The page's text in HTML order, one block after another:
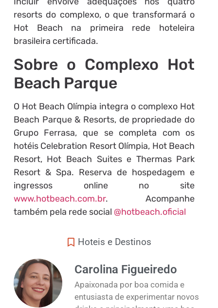
resorts do complexo, o que transformará o
Hot Beach na primeira rede hoteleira
brasileira certificada.
Sobre o Complexo Hot
Beach Parque
O Hot Beach Olímpia integra o complexo Hot
Beach Parque & Resorts, de propriedade do
Grupo Ferrasa, que se completa com os
hotéis Celebration Resort Olímpia, Hot Beach
Resort, Hot Beach Suites e Thermas Park
Resort & Spa. Reserva de hospedagem e
ingressos online no site
www.hotbeach.com.br. Acompanhe
também pela rede social @hotbeach.oficial
Hoteis e Destinos
Carolina Figueiredo
Apaixonada por boa comida e
entusiasta de experimentar novos